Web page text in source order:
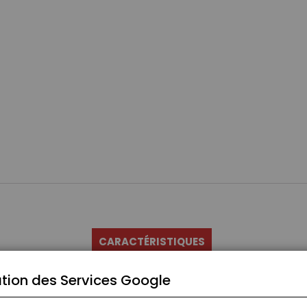
CARACTÉRISTIQUES
des Services Google